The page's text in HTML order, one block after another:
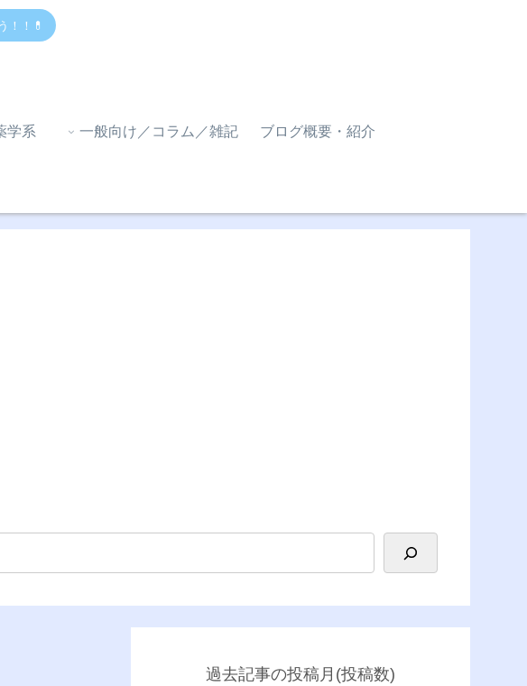
！！💊
学系 一般向け／コラム／雑記 ブログ概要・紹介
過去記事の投稿月(投稿数)